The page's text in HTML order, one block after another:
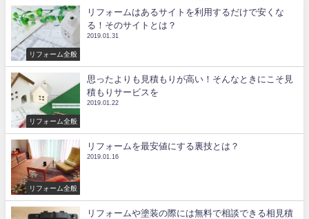
リフォーム全般
リフォームはあるサイトを利用するだけで安くな
る！そのサイトとは？
2019.01.31
リフォーム全般
思ったよりも見積もりが高い！そんなときにこそ見
積もりサービスを
2019.01.22
リフォーム全般
リフォームを最安値にする裏技とは？
2019.01.16
リフォームや塗装の際には無料で相談できる相見積